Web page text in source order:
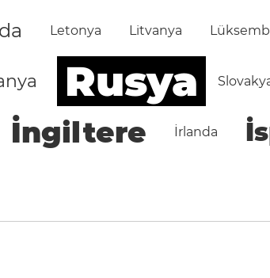
Letonya Litvanya
Rusya
İngiltere İrlanda